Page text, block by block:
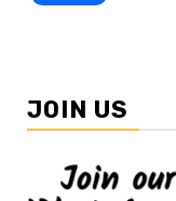
JOIN US